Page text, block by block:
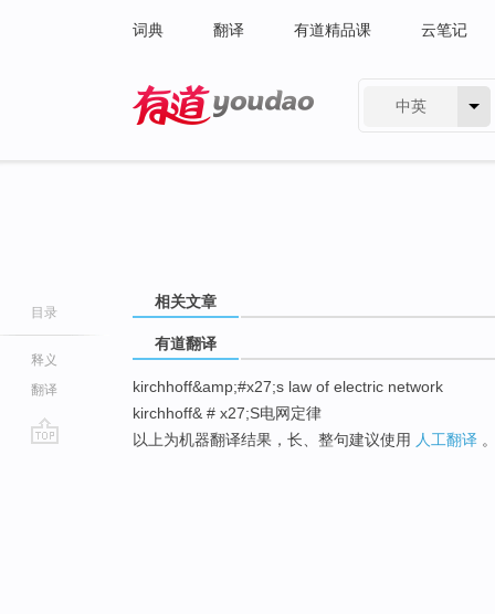
词典 翻译 有道精品课 云笔记
中英
目录
释义
翻译
相关文章
有道翻译
kirchhoff&amp;#x27;s law of electric network
kirchhoff& # x27;S电网定律
以上为机器翻译结果，长、整句建议使用 人工翻译